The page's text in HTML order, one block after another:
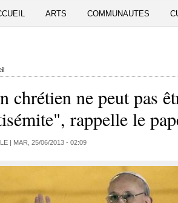
ARTS COMMUNAUTES
chrétien ne peut pas
rappelle le
| MAR, 25/06/2013 - 02:09